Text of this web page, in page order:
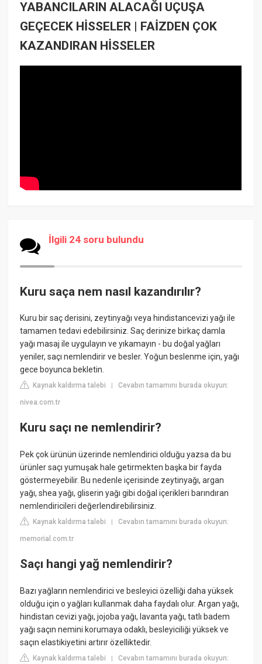
YABANCILARIN ALACAĞI UÇUŞA
GEÇECEK HİSSELER | FAİZDEN ÇOK
KAZANDIRAN HİSSELER
İlgili 24 soru bulundu
Kuru saça nem nasıl kazandırılır?
Kuru bir saç derisini, zeytinyağı veya hindistancevizi yağı ile
tamamen tedavi edebilirsiniz. Saç derinize birkaç damla
yağı masaj ile uygulayın ve yıkamayın - bu doğal yağları
yeniler, saçı nemlendirir ve besler. Yoğun beslenme için, yağı
gece boyunca bekletin.
Kaynak kaldırma talebi |Cevabın tamamını burada okuyun:
nivea.com.tr
Kuru saçı ne nemlendirir?
Pek çok ürünün üzerinde nemlendirici olduğu yazsa da bu
ürünler saçı yumuşak hale getirmekten başka bir fayda
göstermeyebilir. Bu nedenle içerisinde zeytinyağı, argan
yağı, shea yağı, gliserin yağı gibi doğal içerikleri barındıran
nemlendiricileri değerlendirebilirsiniz.
Kaynak kaldırma talebi |Cevabın tamamını burada okuyun:
memorial.com.tr
Saçı hangi yağ nemlendirir?
Bazı yağların nemlendirici ve besleyici özelliği daha yüksek
olduğu için o yağları kullanmak daha faydalı olur. Argan yağı,
hindistan cevizi yağı, jojoba yağı, lavanta yağı, tatlı badem
yağı saçın nemini korumaya odaklı, besleyiciliği yüksek ve
saçın elastikiyetini artırır özelliktedir.
Kaynak kaldırma talebi |Cevabın tamamını burada okuyun: